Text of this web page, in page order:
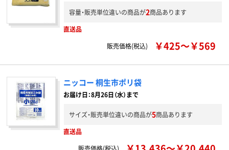
容量・販売単位違いの商品が2商品あります
直送品
販売価格(税込)
￥425～￥569
ニッコー 桐生市ポリ袋
お届け日：8月26日（水）まで
サイズ・販売単位違いの商品が5商品あります
直送品
販売価格(税込)